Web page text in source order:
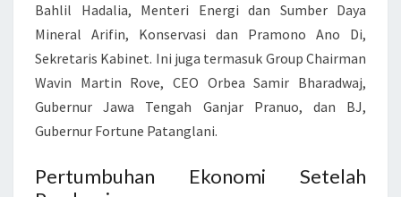
Bahlil Hadalia, Menteri Energi dan Sumber Daya
Mineral Arifin, Konservasi dan Pramono Ano Di,
Sekretaris Kabinet. Ini juga termasuk Group Chairman
Wavin Martin Rove, CEO Orbea Samir Bharadwaj,
Gubernur Jawa Tengah Ganjar Pranuo, dan BJ,
Gubernur Fortune Patanglani.
Pertumbuhan Ekonomi Setelah